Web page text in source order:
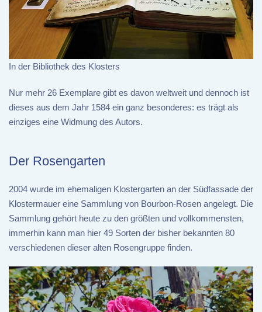
In der Bibliothek des Klosters
Nur mehr 26 Exemplare gibt es davon weltweit und dennoch ist
dieses aus dem Jahr 1584 ein ganz besonderes: es trägt als
einziges eine Widmung des Autors.
Der Rosengarten
2004 wurde im ehemaligen Klostergarten an der Südfassade der
Klostermauer eine Sammlung von Bourbon-Rosen angelegt. Die
Sammlung gehört heute zu den größten und vollkommensten,
immerhin kann man hier 49 Sorten der bisher bekannten 80
verschiedenen dieser alten Rosengruppe finden.